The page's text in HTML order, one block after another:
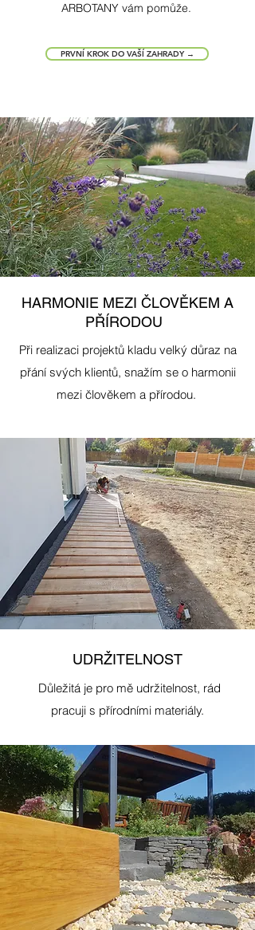
HARMONIE MEZI ČLOVĚKEM A
PŘÍRODOU
Při realizaci projektů kladu velký důraz na
přání svých klientů, snažím se o harmonii
mezi člověkem a přírodou.
Důležitá je pro mě udržitelnost, rád
pracuji s přírodními materiály.
UDRŽITELNOST
ARBOTANY vám pomůže.
PRVNÍ KROK DO VAŠÍ ZAHRADY →